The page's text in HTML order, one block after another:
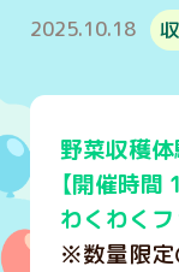
2025.10.18
野菜収穫体
【開催時間
わくわく
※数量限定